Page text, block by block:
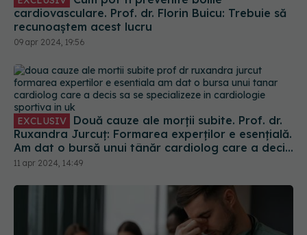
cardiovasculare. Prof. dr. Florin Buicu: Trebuie să
recunoaștem acest lucru
09 apr 2024, 19:56
EXCLUSIV
Ruxandra Jurcuț: Formarea experților e esențială.
Am dat o bursă unui tânăr cardiolog care a decis
să se specializeze în cardiologie sportivă în UK
11 apr 2024, 14:49